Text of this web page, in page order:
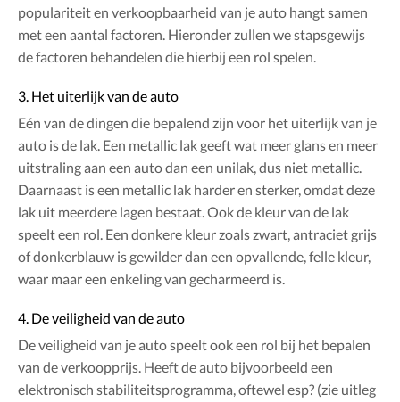
populariteit en verkoopbaarheid van je auto hangt samen
met een aantal factoren. Hieronder zullen we stapsgewijs
de factoren behandelen die hierbij een rol spelen.
3. Het uiterlijk van de auto
Eén van de dingen die bepalend zijn voor het uiterlijk van je
auto is de lak. Een metallic lak geeft wat meer glans en meer
uitstraling aan een auto dan een unilak, dus niet metallic.
Daarnaast is een metallic lak harder en sterker, omdat deze
lak uit meerdere lagen bestaat. Ook de kleur van de lak
speelt een rol. Een donkere kleur zoals zwart, antraciet grijs
of donkerblauw is gewilder dan een opvallende, felle kleur,
waar maar een enkeling van gecharmeerd is.
4. De veiligheid van de auto
De veiligheid van je auto speelt ook een rol bij het bepalen
van de verkoopprijs. Heeft de auto bijvoorbeeld een
elektronisch stabiliteitsprogramma, oftewel esp? (zie uitleg